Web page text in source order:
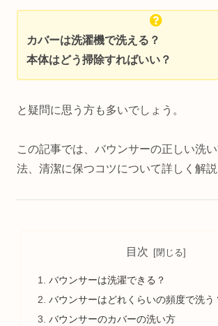
カバーは洗濯機で洗える？
本体はどう掃除すればいい？
と疑問に思う方も多いでしょう。
この記事では、バウンサーの正しい洗
法、清潔に保つコツについて詳しく解説
目次
バウンサーは洗濯できる？
バウンサーはどれくらいの頻度で洗う
バウンサーのカバーの洗い方